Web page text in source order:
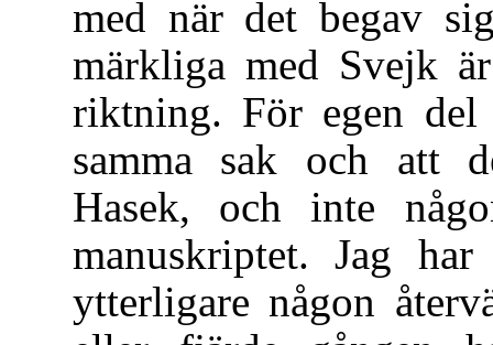
med när det begav
märkliga med Svejk
riktning. För egen del
samma sak och att
Hasek, och inte
manuskriptet. Jag
ytterligare någon